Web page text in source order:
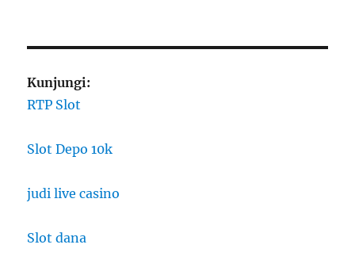
Kunjungi:
RTP Slot
Slot Depo 10k
judi live casino
Slot dana